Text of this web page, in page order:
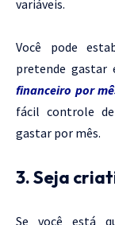
variáveis.
Você pode
pretende gastar
financeiro por
fácil controle
gastar por mês.
3. Seja
Se você está